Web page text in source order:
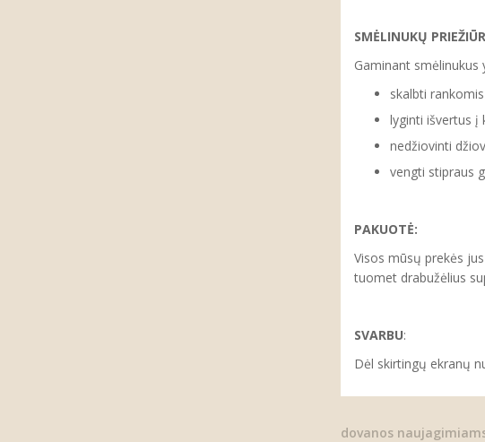
SMĖLINUKŲ
Gaminant
skalbti
lyginti išvertus į
nedžiovinti
vengti stipraus
PAKUOTĖ:
Visos mūsų prekės
tuomet drabužėlius
SVARBU:
Dėl skirtingų ekranų
dovanos